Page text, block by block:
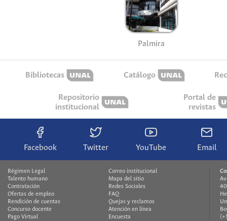
Palmira
Bibliotecas Catálogo
Repositorio
institucional
Portal de
revistas
Facebook Twitter YouTube Email
Régimen Legal
Talento humano
Contratación
Ofertas de empleo
Rendición de cuentas
Concurso docente
Pago Virtual
Correo institucional
Mapa del sitio
Redes Sociales
FAQ
Quejas y reclamos
Atención en línea
Encuesta